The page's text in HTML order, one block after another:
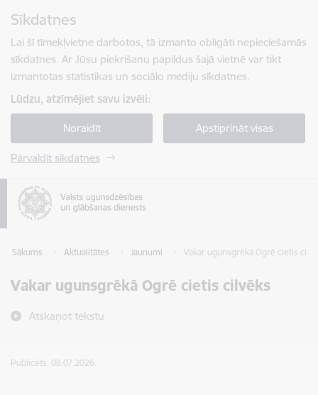
Sīkdatnes
Lai šī tīmekļvietne darbotos, tā izmanto obligāti nepieciešamās
sīkdatnes. Ar Jūsu piekrišanu papildus šajā vietnē var tikt
izmantotas statistikas un sociālo mediju sīkdatnes.
Lūdzu, atzīmējiet savu izvēli:
Noraidīt Apstiprināt visas
Pārvaldīt sīkdatnes
Sākums Aktualitātes Jaunumi Vakar ugunsgrēkā Ogrē cietis
Vakar ugunsgrēkā Ogrē cietis cilvēks
Atskaņot tekstu
Publicēts: 08.07.2026.